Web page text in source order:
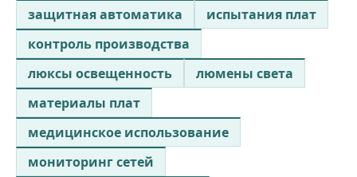
защитная автоматика
испытания плат
контроль производства
люксы освещенность
люмены света
материалы плат
медицинское использование
мониторинг сетей